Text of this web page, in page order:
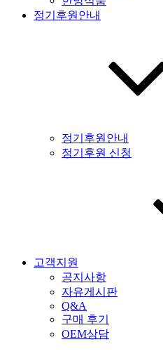
정기후원안내
정기후원안내
정기후원 신청
고객지원
공지사항
자유게시판
Q&A
구매 후기
OEM상담